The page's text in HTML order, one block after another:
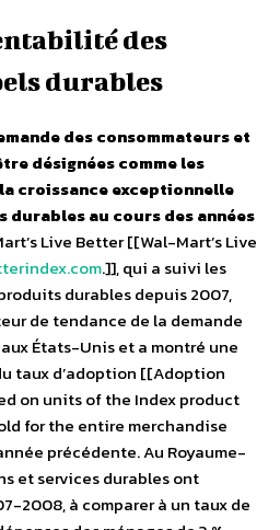
des
durables
des consommateurs et
désignées comme les
croissance exceptionnelle
durables au cours des années
Live Better [[Wal-Mart’s Live
.]], qui a suivi les
durables depuis 2007,
de tendance de la demande
États-Unis et a montré une
taux d’adoption [[Adoption
on units of the Index product
for the entire merchandise
précédente. Au Royaume-
et services durables ont
2008, à comparer à un taux de